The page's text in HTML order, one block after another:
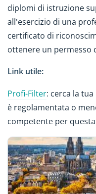
diplomi di istruzione
all'esercizio di una
certificato di
ottenere un permesso
Link utile:
Profi-Filter: cerca la
è regolamentata o
competente per